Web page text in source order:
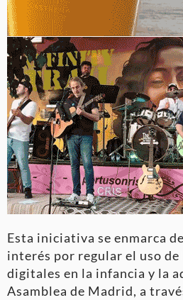
Esta iniciativa se enmarca
interés por regular el uso
digitales en la infancia y la
Asamblea de Madrid, a